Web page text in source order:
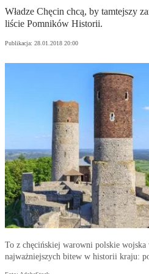
Władze Chęcin chcą, by tamtejszy
liście Pomników Historii.
Publikacja: 28.01.2018 20:00
To z chęcińskiej warowni polskie wojska
najważniejszych bitew w historii kraju: